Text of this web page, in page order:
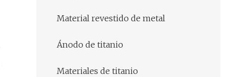
Material revestido de metal
Ánodo de titanio
Materiales de titanio